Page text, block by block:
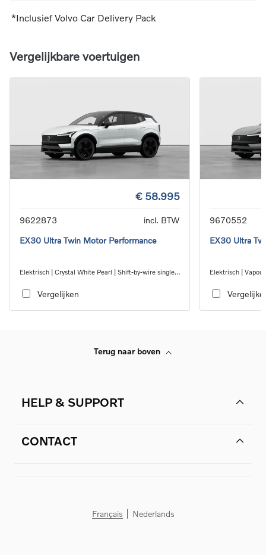
*Inclusief Volvo Car Delivery Pack
Vergelijkbare voertuigen
€ 58.995
9622873
incl. BTW
EX30 Ultra Twin Motor Performance
Elektrisch | Crystal White Pearl | Shift-by-wire single
Vergelijken
9670552
EX30 Ultra
Elektrisch |
Terug naar boven
HELP & SUPPORT
CONTACT
Français Nederlands